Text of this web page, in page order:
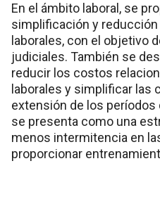
En el ámbito laboral, se
simplificación y
laborales, con el objetivo
judiciales. También se
reducir los costos
laborales y simplificar las
extensión de los
se presenta como una
menos intermitencia en
proporcionar